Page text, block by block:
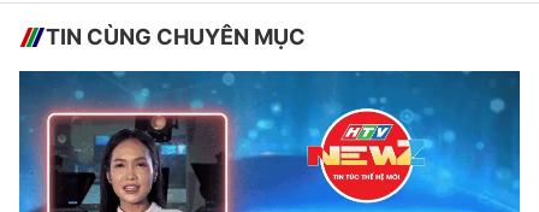
TIN CÙNG CHUYÊN MỤC